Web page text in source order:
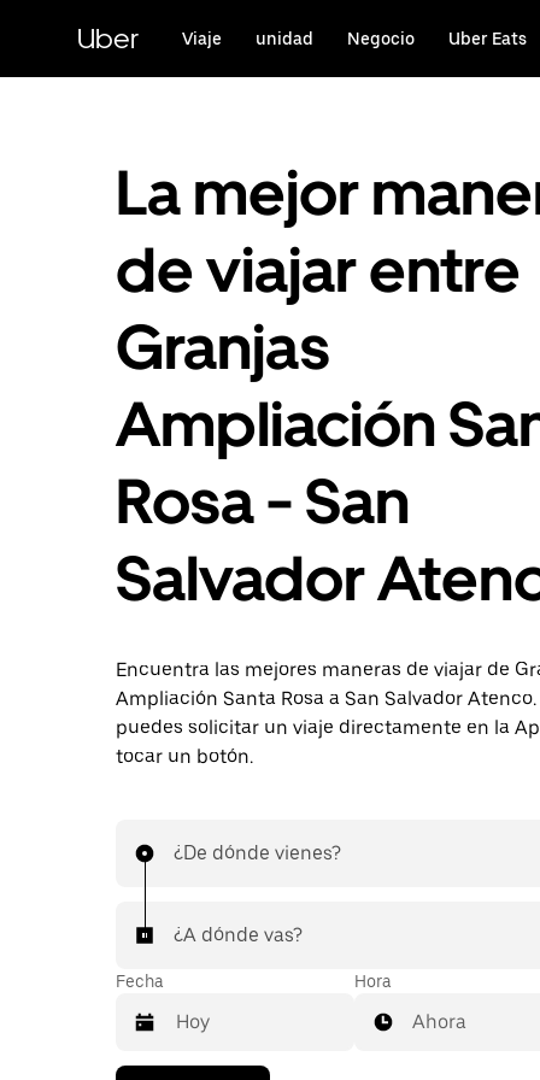
contenido
principal
Uber Viaje unidad Negocio Uber Eats
La mejor
de viajar entre
Granjas
Ampliación
Rosa - San
Salvador
Encuentra las mejores maneras de viajar de
Ampliación Santa Rosa a San Salvador
puedes solicitar un viaje directamente en la
tocar un botón.
¿De dónde vienes?
¿A dónde vas?
Fecha Hora
Ahora